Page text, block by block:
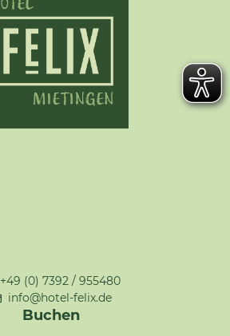
+49 (0) 7392 / 955480
info@hotel-felix.de
Buchen